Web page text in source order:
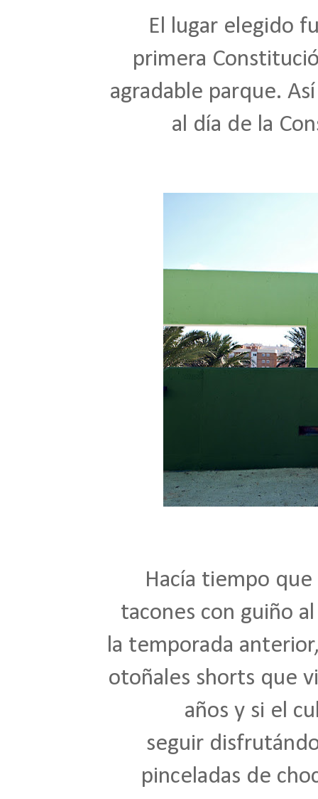
El lugar elegido
primera
agradable parque.
al día de la
Hacía tiempo que
tacones con guiño
la temporada
otoñales shorts que
años y si el
seguir
pinceladas de